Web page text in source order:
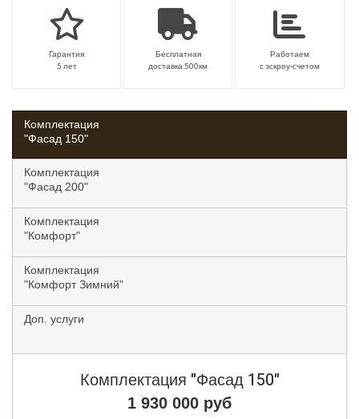
Гарантия
5 лет
Бесплатная
доставка 500км
Работаем
с эскроу-счетом
Комплектация
"Фасад 150"
Комплектация
"Фасад 200"
Комплектация
"Комфорт"
Комплектация
"Комфорт Зимний"
Доп. услуги
Комплектация "Фасад 150"
1 930 000 руб